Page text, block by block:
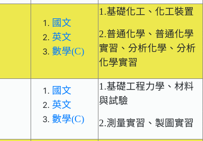
國文
英文
數學(C)
1.基礎化工、化工裝置
2.普通化學、普通化學
實習、分析化學、分析
化學實習
國文
英文
數學(C)
1.基礎工程力學、材料
與試驗
2.測量實習、製圖實習